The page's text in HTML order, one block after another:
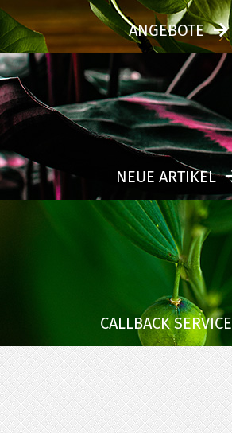
ANGEBOTE
NEUE ARTIKEL
CALLBACK SERVICE